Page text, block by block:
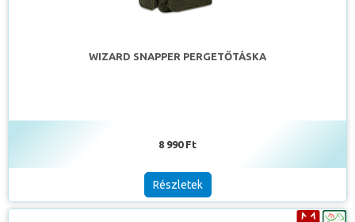
WIZARD SNAPPER PERGETŐTÁSKA
8 990 Ft
Részletek